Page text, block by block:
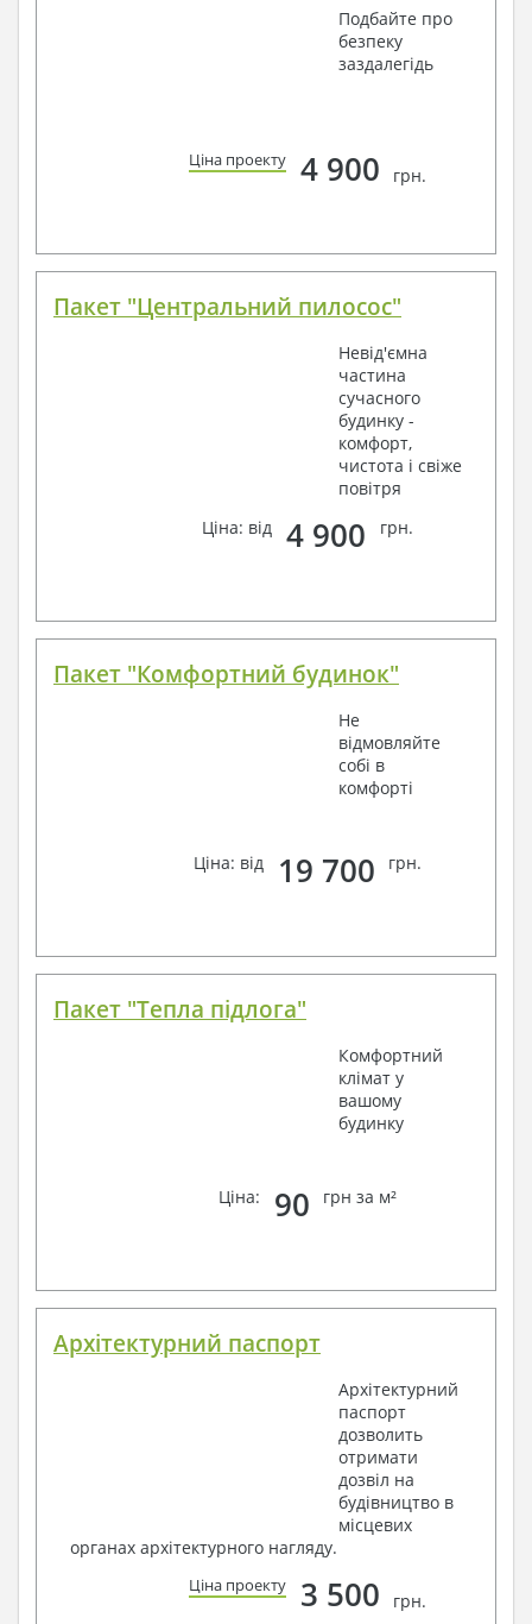
Подбайте про
безпеку
заздалегідь
Ціна проекту 4 900 грн.
Пакет "Центральний пилосос"
Невід'ємна
частина
сучасного
будинку -
комфорт,
чистота і свіже
повітря
Ціна: від
4 900 грн.
Пакет "Комфортний будинок"
Не
відмовляйте
собі в
комфорті
Ціна: від 19 700 грн.
Пакет "Тепла підлога"
Комфортний
клімат у
вашому
будинку
Ціна: 90 грн за м²
Архітектурний паспорт
Архітектурний
паспорт
дозволить
отримати
дозвіл на
будівництво в
місцевих
органах архітектурного нагляду.
Ціна проекту 3 500 грн.